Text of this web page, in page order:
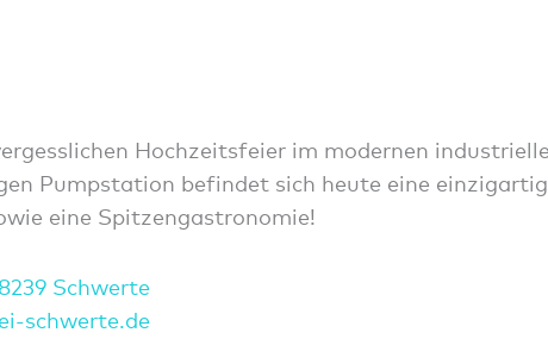
Hochzeitsfeier im modernen
Pumpstation befindet sich heute eine
eine Spitzengastronomie!
Schwerte
schwerte.de